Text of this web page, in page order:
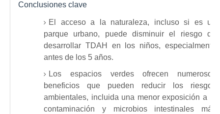
Conclusiones clave
El acceso a la naturaleza, incluso si es un
parque urbano, puede disminuir el riesgo de
desarrollar TDAH en los niños, especialmente
antes de los 5 años.
Los espacios verdes ofrecen numerosos
beneficios que pueden reducir los riesgos
ambientales, incluida una menor exposición a la
contaminación y microbios intestinales más